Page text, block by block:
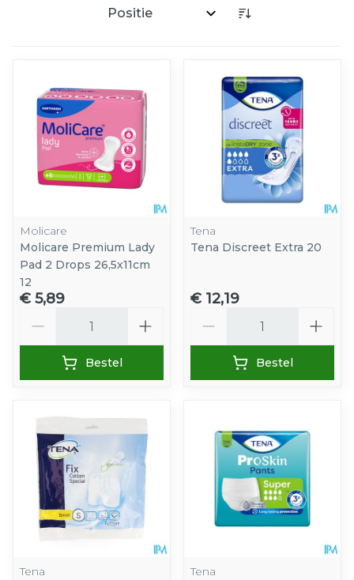
Sorteer op:
Molicare
Molicare Premium Lady
Pad 2 Drops 26,5x11cm
12
€ 5,89
Bestel
Tena
Tena Discreet Extra 20
€ 12,19
Bestel
Tena
Tena